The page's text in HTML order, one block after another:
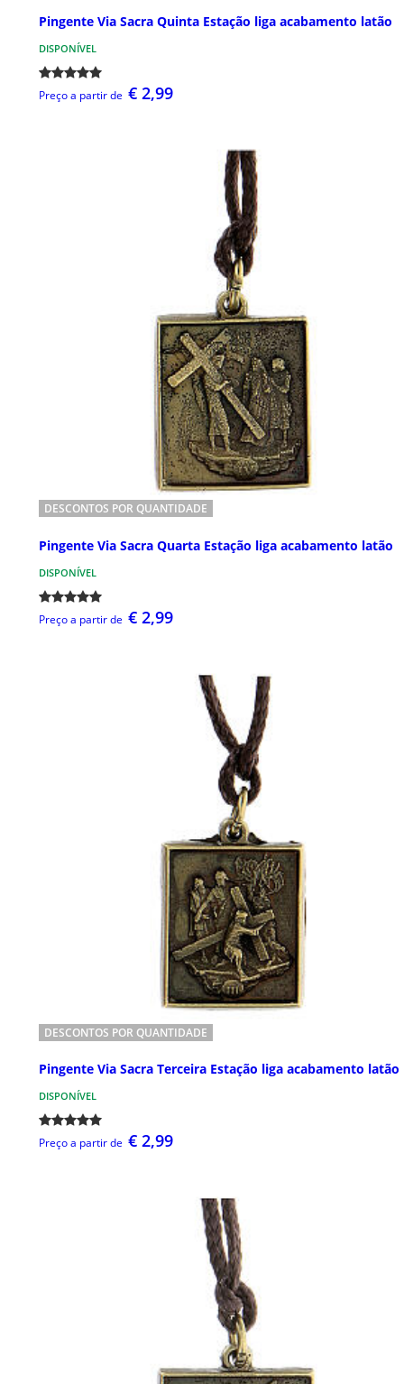
Pingente Via Sacra Quinta Estação liga acabamento latão
DISPONÍVEL
Preço a partir de € 2,99
DESCONTOS POR QUANTIDADE
Pingente Via Sacra Quarta Estação liga acabamento latão
DISPONÍVEL
Preço a partir de € 2,99
DESCONTOS POR QUANTIDADE
Pingente Via Sacra Terceira Estação liga acabamento latão
DISPONÍVEL
Preço a partir de € 2,99